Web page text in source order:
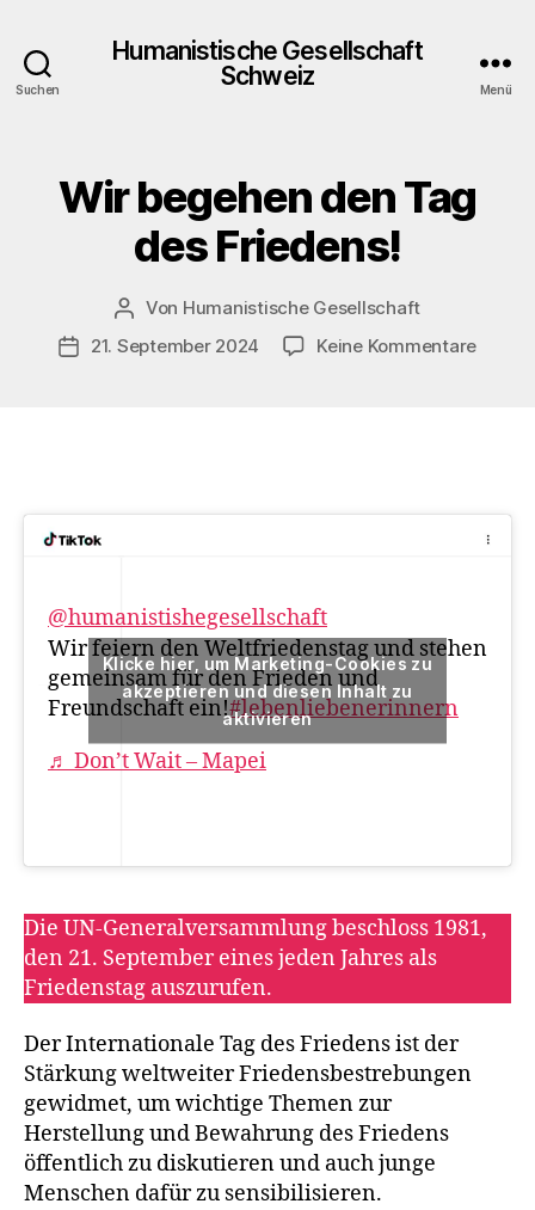
Suchen
Humanistische Gesellschaft
Schweiz
Menü
Kategorien
Wir begehen den Tag
des Friedens!
Beitragsautor
Von Humanistische Gesellschaft
Veröffentlichungsdatum
21. September 2024 Keine Kommentarezu
@humanistishegesellschaft
Wir feiern den Weltfriedenstag und stehen
gemeinsam für den Frieden und
Freundschaft ein!#lebenliebenerinnern
♬ Don’t Wait – Mapei
Klicke hier, um Marketing-Cookies zu
akzeptieren und diesen Inhalt zu
aktivieren
Die UN-Generalversammlung beschloss 1981,
den 21. September eines jeden Jahres als
Friedenstag auszurufen.
Der Internationale Tag des Friedens ist der
Stärkung weltweiter Friedensbestrebungen
gewidmet, um wichtige Themen zur
Herstellung und Bewahrung des Friedens
öffentlich zu diskutieren und auch junge
Menschen dafür zu sensibilisieren.